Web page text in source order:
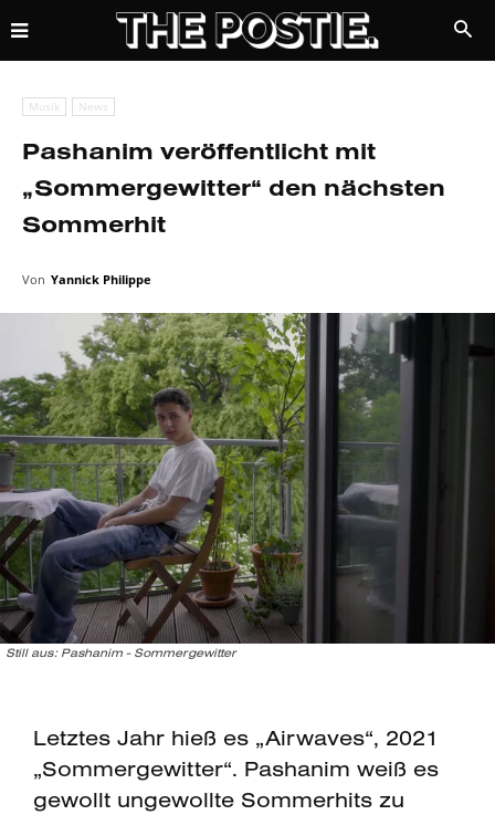
Musik News
Pashanim veröffentlicht mit
„Sommergewitter“ den nächsten
Sommerhit
Von Yannick Philippe
Still aus: Pashanim - Sommergewitter
Letztes Jahr hieß es „Airwaves“, 2021
„Sommergewitter“. Pashanim weiß es
gewollt ungewollte Sommerhits zu